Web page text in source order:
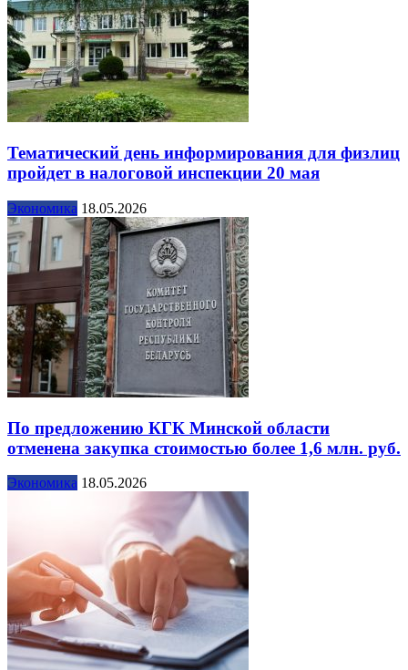
Тематический день информирования для физлиц
пройдет в налоговой инспекции 20 мая
Экономика 18.05.2026
По предложению КГК Минской области
отменена закупка стоимостью более 1,6 млн. руб.
Экономика 18.05.2026